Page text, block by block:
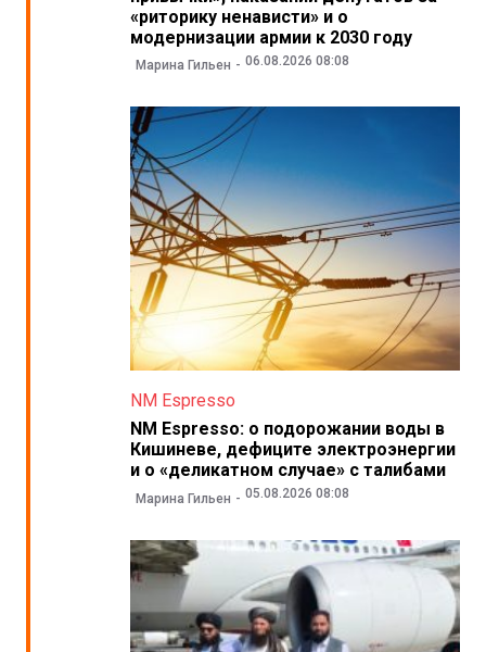
«риторику ненависти» и о
модернизации армии к 2030 году
Марина Гильен 06.08.2026 08:08
NM Espresso
NM Espresso: о подорожании воды в
Кишиневе, дефиците электроэнергии
и о «деликатном случае» с талибами
Марина Гильен 05.08.2026 08:08